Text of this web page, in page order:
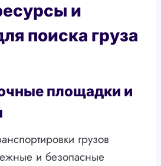
и
поиска груза
площадки и
грузов
и безопасные